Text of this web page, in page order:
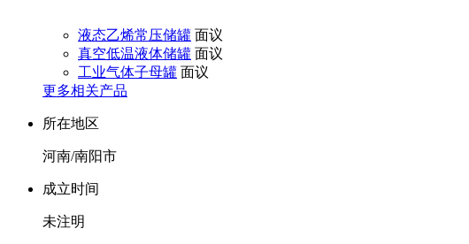
液态乙烯常压储罐 面议
真空低温液体储罐 面议
工业气体子母罐 面议
更多相关产品
所在地区
河南/南阳市
成立时间
未注明